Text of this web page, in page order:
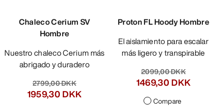
Chaleco Cerium SV
Hombre
Nuestro chaleco Cerium más
abrigado y duradero
2799,00 DKK
1959,30 DKK
Proton FL Hoody Hombre
El aislamiento para escalar
más ligero y transpirable
2099,00 DKK
1469,30 DKK
Compare